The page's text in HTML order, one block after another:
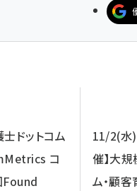
ドットコム
コ
Found
11/2(水)
催】大
ム・顧